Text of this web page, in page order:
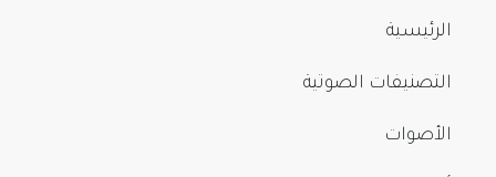
الرئيسية
التصنيفات الصوتية
الأصوات